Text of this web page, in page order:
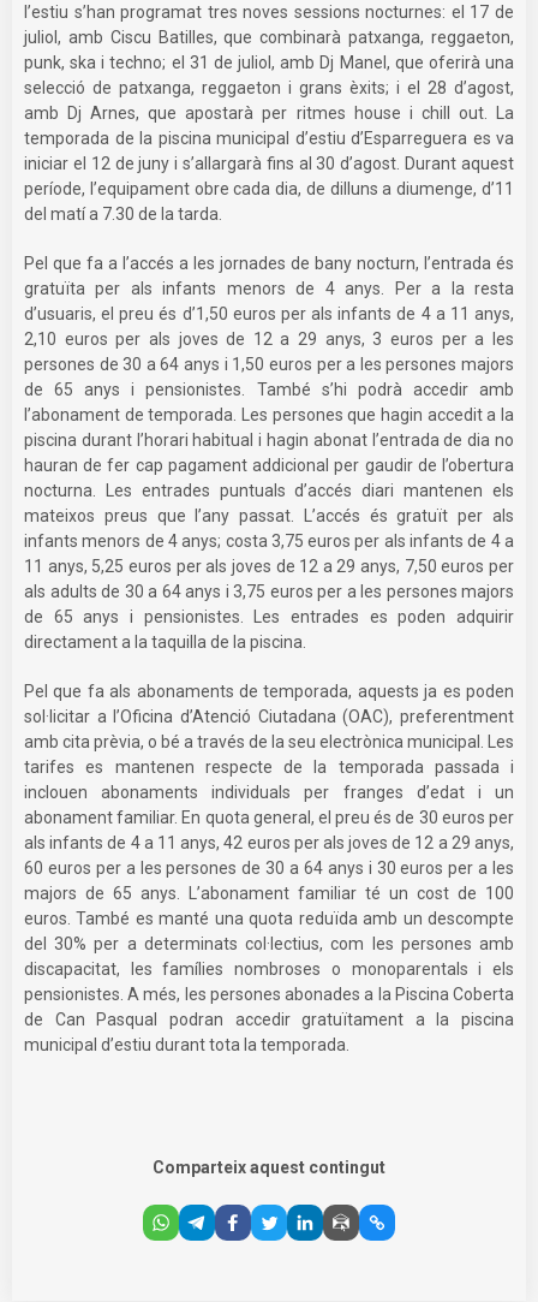
l’estiu s’han programat tres noves sessions nocturnes: el 17 de
juliol, amb Ciscu Batilles, que combinarà patxanga, reggaeton,
punk, ska i techno; el 31 de juliol, amb Dj Manel, que oferirà una
selecció de patxanga, reggaeton i grans èxits; i el 28 d’agost,
amb Dj Arnes, que apostarà per ritmes house i chill out. La
temporada de la piscina municipal d’estiu d’Esparreguera es va
iniciar el 12 de juny i s’allargarà fins al 30 d’agost. Durant aquest
període, l’equipament obre cada dia, de dilluns a diumenge, d’11
del matí a 7.30 de la tarda.
Pel que fa a l’accés a les jornades de bany nocturn, l’entrada és
gratuïta per als infants menors de 4 anys. Per a la resta
d’usuaris, el preu és d’1,50 euros per als infants de 4 a 11 anys,
2,10 euros per als joves de 12 a 29 anys, 3 euros per a les
persones de 30 a 64 anys i 1,50 euros per a les persones majors
de 65 anys i pensionistes. També s’hi podrà accedir amb
l’abonament de temporada. Les persones que hagin accedit a la
piscina durant l’horari habitual i hagin abonat l’entrada de dia no
hauran de fer cap pagament addicional per gaudir de l’obertura
nocturna. Les entrades puntuals d’accés diari mantenen els
mateixos preus que l’any passat. L’accés és gratuït per als
infants menors de 4 anys; costa 3,75 euros per als infants de 4 a
11 anys, 5,25 euros per als joves de 12 a 29 anys, 7,50 euros per
als adults de 30 a 64 anys i 3,75 euros per a les persones majors
de 65 anys i pensionistes. Les entrades es poden adquirir
directament a la taquilla de la piscina.
Pel que fa als abonaments de temporada, aquests ja es poden
sol·licitar a l’Oficina d’Atenció Ciutadana (OAC), preferentment
amb cita prèvia, o bé a través de la seu electrònica municipal. Les
tarifes es mantenen respecte de la temporada passada i
inclouen abonaments individuals per franges d’edat i un
abonament familiar. En quota general, el preu és de 30 euros per
als infants de 4 a 11 anys, 42 euros per als joves de 12 a 29 anys,
60 euros per a les persones de 30 a 64 anys i 30 euros per a les
majors de 65 anys. L’abonament familiar té un cost de 100
euros. També es manté una quota reduïda amb un descompte
del 30% per a determinats col·lectius, com les persones amb
discapacitat, les famílies nombroses o monoparentals i els
pensionistes. A més, les persones abonades a la Piscina Coberta
de Can Pasqual podran accedir gratuïtament a la piscina
municipal d’estiu durant tota la temporada.
Comparteix aquest contingut